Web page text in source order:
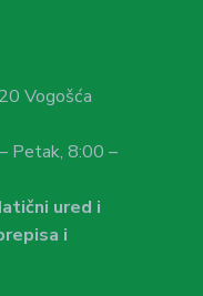
Vogošća
Petak, 8:00 –
ured i
i